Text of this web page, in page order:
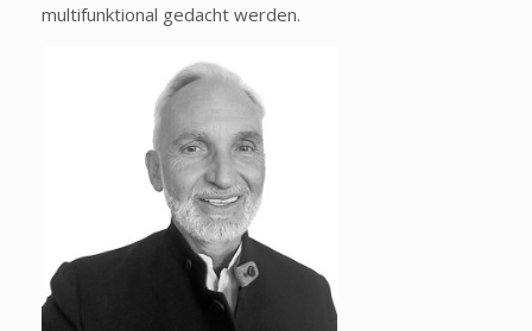
multifunktional gedacht werden.